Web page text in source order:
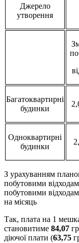
Джерело
утворення
Багатоквартирні
будинки
Одноквартирні
будинки
З урахуванням
побутовими
побутовими
на місяць
Так, плата на 1
становитиме 84,07
діючої плати (63,75